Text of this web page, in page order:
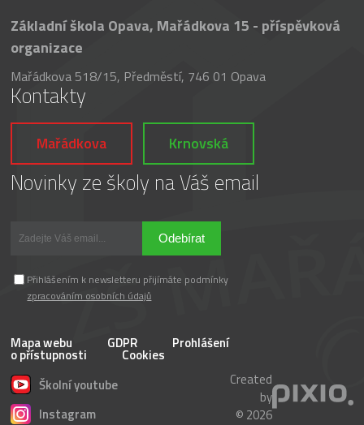
Základní škola Opava, Mařádkova 15 - příspěvková
organizace
Mařádkova 518/15, Předměstí, 746 01 Opava
Kontakty
Mařádkova Krnovská
Novinky ze školy na Váš email
Odebírat
Přihlášením k newsletteru přijímáte podmínky
zpracováním osobních údajů
Mapa webu GDPR Prohlášení
o přístupnosti
Cookies
Školní youtube
Instagram
Created
by
© 2026